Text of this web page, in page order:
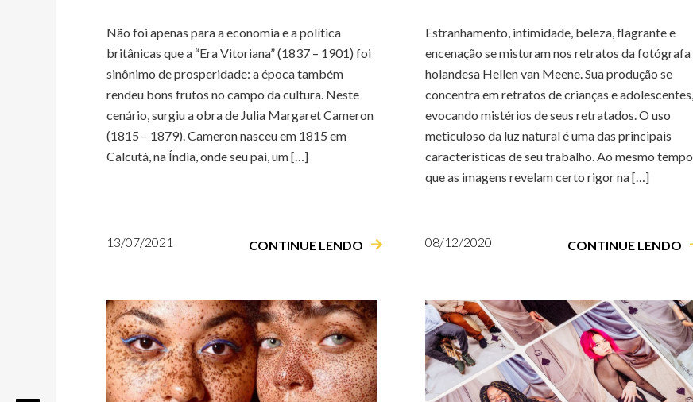
Não foi apenas para a economia e a política
britânicas que a “Era Vitoriana” (1837 – 1901) foi
sinônimo de prosperidade: a época também
rendeu bons frutos no campo da cultura. Neste
cenário, surgiu a obra de Julia Margaret Cameron
(1815 – 1879). Cameron nasceu em 1815 em
Calcutá, na Índia, onde seu pai, um […]
13/07/2021 CONTINUE LENDO
Estranhamento, intimidade, beleza, flagrante e
encenação se misturam nos retratos da fotógrafa
holandesa Hellen van Meene. Sua produção se
concentra em retratos de crianças e adolescentes,
evocando mistérios de seus retratados. O uso
meticuloso da luz natural é uma das principais
características de seu trabalho. Ao mesmo tempo
que as imagens revelam certo rigor na […]
08/12/2020 CONTINUE LENDO